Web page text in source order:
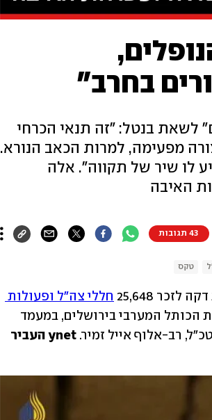
בחרב"
לשאת בנטל: "זה תנאי הכרחי
מפעימה, למרות הכאב הנורא.
לו שיר של תקווה". אלה
43 תגובות
טקס
רב-אלוף אייל זמיר.